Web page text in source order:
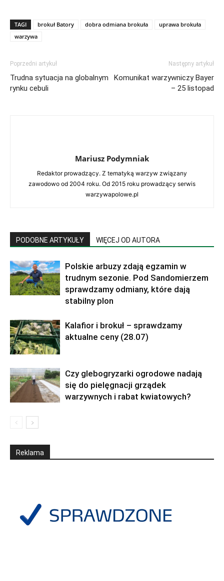
TAGI brokuł Batory dobra odmiana brokuła
uprawa brokuła
warzywa
Poprzedni artykuł
Trudna sytuacja na globalnym
rynku cebuli
Następny artykuł
Komunikat warzywniczy Bayer
– 25 listopad
Mariusz Podymniak
Redaktor prowadzący. Z tematyką warzyw związany
zawodowo od 2004 roku. Od 2015 roku prowadzący serwis
warzywapolowe.pl
PODOBNE ARTYKUŁY WIĘCEJ OD AUTORA
Polskie arbuzy zdają egzamin w
trudnym sezonie. Pod Sandomierzem
sprawdzamy odmiany, które dają
stabilny plon
Kalafior i brokuł – sprawdzamy
aktualne ceny (28.07)
Czy glebogryzarki ogrodowe nadają
się do pielęgnacji grządek
warzywnych i rabat kwiatowych?
Reklama